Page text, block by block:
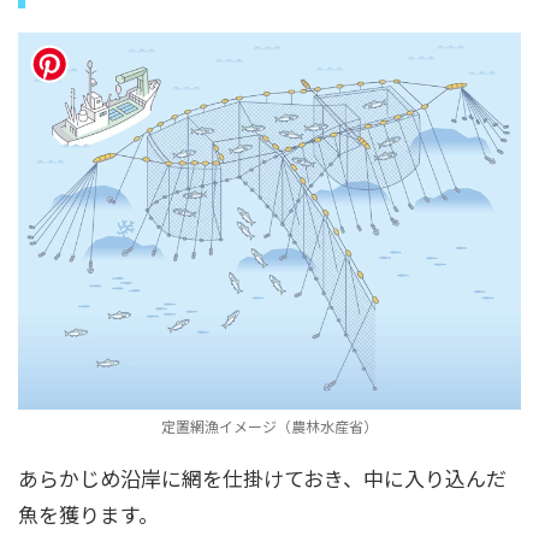
定置網漁イメージ（農林水産省）
あらかじめ沿岸に網を仕掛けておき、中に入り込んだ
魚を獲ります。